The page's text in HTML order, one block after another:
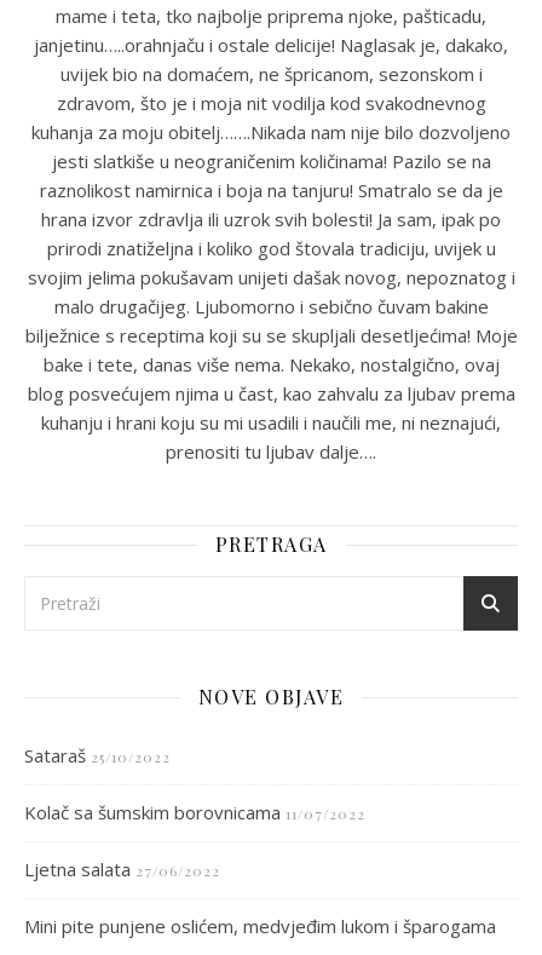
mame i teta, tko najbolje priprema njoke, pašticadu,
janjetinu…..orahnjaču i ostale delicije! Naglasak je, dakako,
uvijek bio na domaćem, ne špricanom, sezonskom i
zdravom, što je i moja nit vodilja kod svakodnevnog
kuhanja za moju obitelj…….Nikada nam nije bilo dozvoljeno
jesti slatkiše u neograničenim količinama! Pazilo se na
raznolikost namirnica i boja na tanjuru! Smatralo se da je
hrana izvor zdravlja ili uzrok svih bolesti! Ja sam, ipak po
prirodi znatiželjna i koliko god štovala tradiciju, uvijek u
svojim jelima pokušavam unijeti dašak novog, nepoznatog i
malo drugačijeg. Ljubomorno i sebično čuvam bakine
bilježnice s receptima koji su se skupljali desetljećima! Moje
bake i tete, danas više nema. Nekako, nostalgično, ovaj
blog posvećujem njima u čast, kao zahvalu za ljubav prema
kuhanju i hrani koju su mi usadili i naučili me, ni neznajući,
prenositi tu ljubav dalje….
PRETRAGA
NOVE OBJAVE
Sataraš 25/10/2022
Kolač sa šumskim borovnicama 11/07/2022
Ljetna salata 27/06/2022
Mini pite punjene oslićem, medvjeđim lukom i šparogama